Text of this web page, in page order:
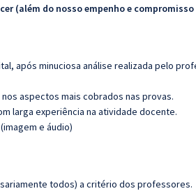
(além do nosso empenho e compromisso
após minuciosa análise realizada pelo
aspectos mais cobrados nas provas.
larga experiência na atividade docente.
e áudio)
todos) a critério dos professores.